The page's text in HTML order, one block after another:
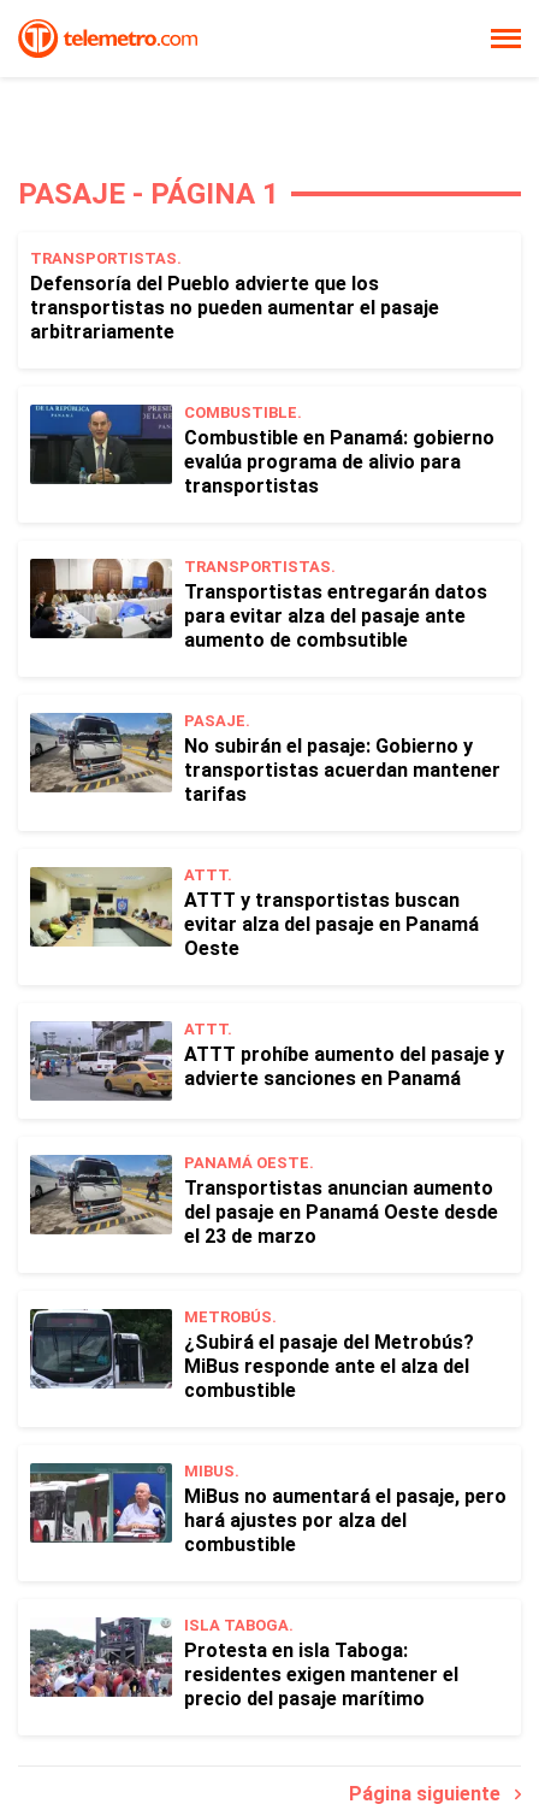
PASAJE - PÁGINA 1
TRANSPORTISTAS.
Defensoría del Pueblo advierte que los
transportistas no pueden aumentar el pasaje
arbitrariamente
COMBUSTIBLE.
Combustible en Panamá: gobierno
evalúa programa de alivio para
transportistas
TRANSPORTISTAS.
Transportistas entregarán datos
para evitar alza del pasaje ante
aumento de combsutible
PASAJE.
No subirán el pasaje: Gobierno y
transportistas acuerdan mantener
tarifas
ATTT.
ATTT y transportistas buscan
evitar alza del pasaje en Panamá
Oeste
ATTT.
ATTT prohíbe aumento del pasaje y
advierte sanciones en Panamá
PANAMÁ OESTE.
Transportistas anuncian aumento
del pasaje en Panamá Oeste desde
el 23 de marzo
METROBÚS.
¿Subirá el pasaje del Metrobús?
MiBus responde ante el alza del
combustible
MIBUS.
MiBus no aumentará el pasaje, pero
hará ajustes por alza del
combustible
ISLA TABOGA.
Protesta en isla Taboga:
residentes exigen mantener el
precio del pasaje marítimo
Página siguiente